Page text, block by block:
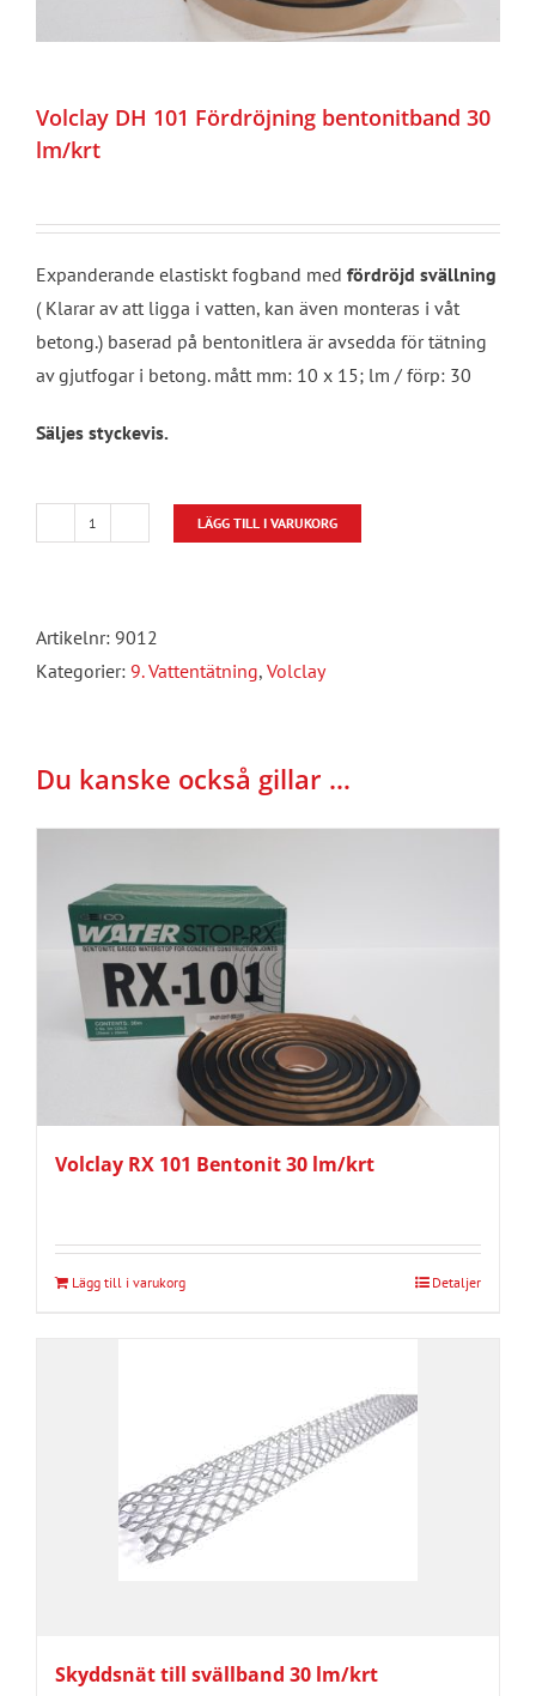
Volclay DH 101 Fördröjning bentonitband 30
lm/krt
Expanderande elastiskt fogband med fördröjd svällning
( Klarar av att ligga i vatten, kan även monteras i våt
betong.) baserad på bentonitlera är avsedda för tätning
av gjutfogar i betong. mått mm: 10 x 15; lm / förp: 30
Säljes styckevis.
Volclay
Fördröjning
bentonitband
mängd
LÄGG TILL I VARUKORG
Artikelnr: 9012
Kategorier: 9. Vattentätning, Volclay
Du kanske också gillar …
Volclay RX 101 Bentonit 30 lm/krt
Lägg till i varukorg Detaljer
Skyddsnät till svällband 30 lm/krt